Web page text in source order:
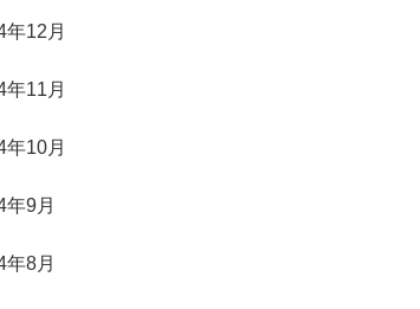
年12月
年11月
年10月
年9月
年8月